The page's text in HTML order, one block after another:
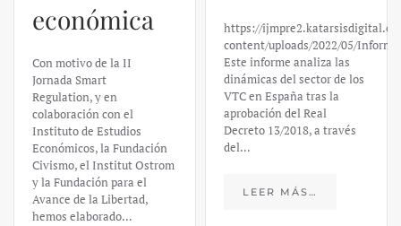
económica
Con motivo de la II
Jornada Smart
Regulation, y en
colaboración con el
Instituto de Estudios
Económicos, la Fundación
Civismo, el Institut Ostrom
y la Fundación para el
Avance de la Libertad,
hemos elaborado…
https://
content/uploads/2022/05/
Este informe analiza las
dinámicas del sector de los
VTC en España tras la
aprobación del Real
Decreto 13/2018, a través
del…
LEER MÁS…